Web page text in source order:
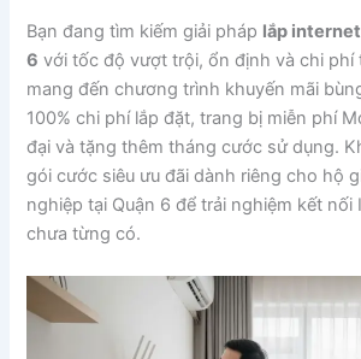
Bạn đang tìm kiếm giải pháp lắp
6 với tốc độ vượt trội, ổn định và chi phí
mang đến chương trình khuyến mãi
100% chi phí lắp đặt, trang bị miễn phí
đại và tặng thêm tháng cước sử dụng.
gói cước siêu ưu đãi dành riêng cho hộ
nghiệp tại Quận 6 để trải nghiệm kết nối
chưa từng có.